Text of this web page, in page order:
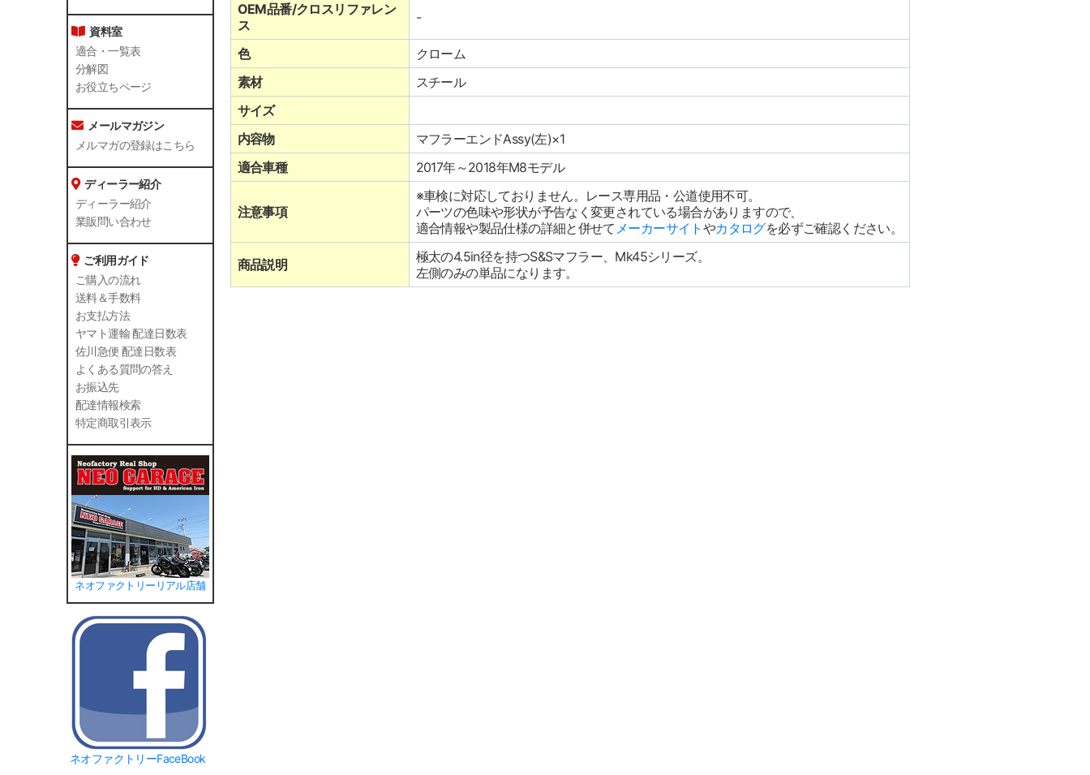
資料室
適合・一覧表
分解図
お役立ちページ
メールマガジン
メルマガの登録はこちら
ディーラー紹介
ディーラー紹介
業販問い合わせ
ご利用ガイド
ご購入の流れ
送料＆手数料
お支払方法
ヤマト運輸 配達日数表
佐川急便 配達日数表
よくある質問の答え
お振込先
配達情報検索
特定商取引表示
ネオファクトリーリアル店舗
ネオファクトリーFaceBook
OEM品番/クロスリファレン
ス
-
色
クローム
素材
スチール
サイズ
内容物
マフラーエンドAssy(左)×1
適合車種
2017年～2018年M8モデル
注意事項
※車検に対応しておりません。レース専用品・公道使用不可。
パーツの色味や形状が予告なく変更されている場合がありますので、
適合情報や製品仕様の詳細と併せて メーカーサイト やカタログを必ずご確認ください。
商品説明
極太の4.5in径を持つS&Sマフラー、Mk45シリーズ。
左側のみの単品になります。